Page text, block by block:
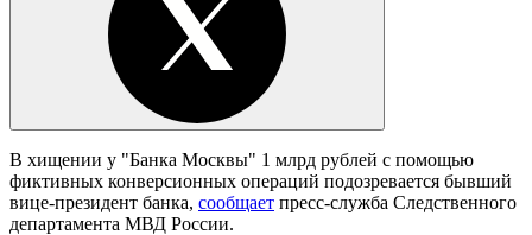
В хищении у "Банка Москвы" 1 млрд рублей с помощью
фиктивных конверсионных операций подозревается бывший
вице-президент банка, сообщает пресс-служба Следственного
департамента МВД России.